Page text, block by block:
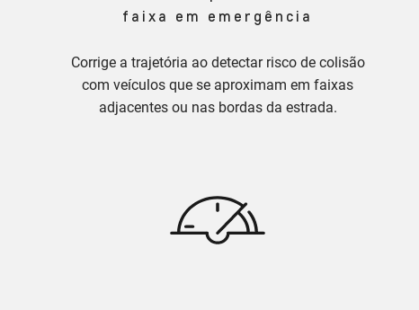
faixa em emergência
Corrige a trajetória ao detectar risco de colisão
com veículos que se aproximam em faixas
adjacentes ou nas bordas da estrada.